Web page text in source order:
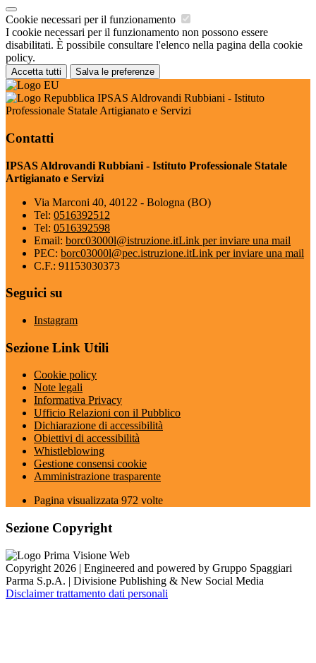
Cookie necessari per il funzionamento
I cookie necessari per il funzionamento non possono essere
disabilitati. È possibile consultare l'elenco nella pagina della cookie
policy.
Accetta tutti Salva le preferenze
IPSAS Aldrovandi Rubbiani - Istituto
Professionale Statale Artigianato e Servizi
Contatti
IPSAS Aldrovandi Rubbiani - Istituto Professionale Statale
Artigianato e Servizi
Via Marconi 40, 40122 - Bologna (BO)
Tel: 0516392512
Tel: 0516392598
Email: borc03000l@istruzione.itLink per inviare una mail
PEC: borc03000l@pec.istruzione.itLink per inviare una mail
C.F.: 91153030373
Seguici su
Instagram
Sezione Link Utili
Cookie policy
Note legali
Informativa Privacy
Ufficio Relazioni con il Pubblico
Dichiarazione di accessibilità
Obiettivi di accessibilità
Whistleblowing
Gestione consensi cookie
Amministrazione trasparente
Pagina visualizzata 972 volte
Sezione Copyright
Copyright 2026 | Engineered and powered by Gruppo Spaggiari
Parma S.p.A. | Divisione Publishing & New Social Media
Disclaimer trattamento dati personali